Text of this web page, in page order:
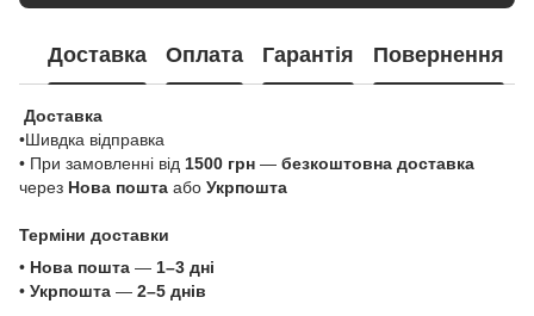
Доставка Оплата Гарантія Повернення
Доставка
•Шивдка відправка
• При замовленні від 1500 грн — безкоштовна доставка
через Нова пошта або Укрпошта
Терміни доставки
• Нова пошта — 1–3 дні
• Укрпошта — 2–5 днів